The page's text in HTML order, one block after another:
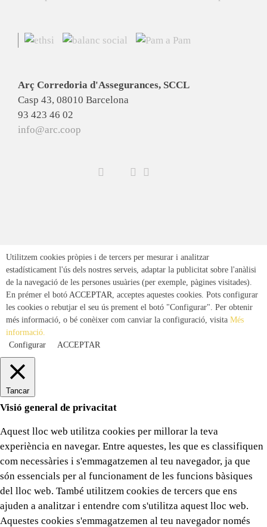
Arç Corredoria d'Assegurances, SCCL
Casp 43, 08010 Barcelona
93 423 46 02
info@arc.coop
Utilitzem cookies pròpies i de tercers per mesurar i analitzar
estadísticament l'ús dels nostres serveis, adaptar la publicitat sobre l'anàlisi
de la navegació de les persones usuàries (per exemple, pàgines visitades).
En prémer el botó ACCEPTAR, acceptes aquestes cookies. Pots configurar
les cookies o rebutjar el seu ús prement el botó "Configurar". Per obtenir
més informació, o bé conèixer com canviar la configuració, visita Més
informació.
Configurar
ACCEPTAR
Tancar
Visió general de privacitat
Aquest lloc web utilitza cookies per millorar la teva
experiència en navegar. Entre aquestes, les que es classifiquen
com necessàries i s'emmagatzemen al teu navegador, ja que
són essencials per al funcionament de les funcions bàsiques
del lloc web. També utilitzem cookies de tercers que ens
ajuden a analitzar i entendre com s'utilitza aquest lloc web.
Aquestes cookies s'emmagatzemen al teu navegador només